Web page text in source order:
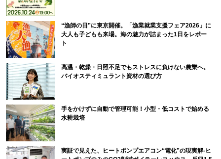
“漁師の日”に東京開催。「漁業就業支援フェア2026」に
大人も子どもも来場。海の魅力が詰まった1日をレポー
ト
高温・乾燥・日照不足でもストレスに負けない農業へ。
バイオスティミュラント資材の選び方
手をかけずに自動で管理可能！小型・低コストで始める
水耕栽培
実証で見えた、ヒートポンプエアコン“電化”の現実解-ヒ